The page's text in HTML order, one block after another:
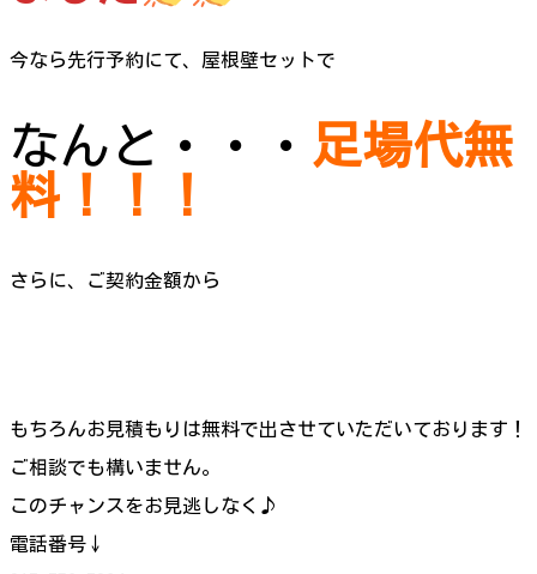
今なら先行予約にて、屋根壁セットで
なんと・・・ 足場代無
料！！！
さらに、ご契約金額から
もちろんお見積もりは無料で出させていただいております！
ご相談でも構いません。
このチャンスをお見逃しなく♪
電話番号↓